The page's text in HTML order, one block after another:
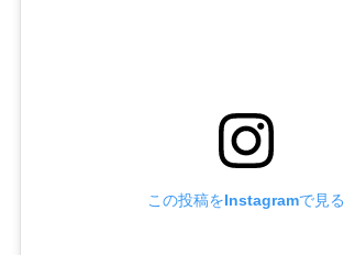
この投稿をInstagramで見る